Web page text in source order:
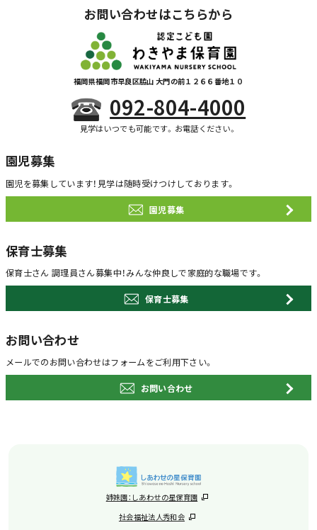
お問い合わせはこちらから
福岡県福岡市早良区脇山 大門の前１２６６番地１０
092-804-4000
見学はいつでも可能です。お電話ください。
園児募集
園児を募集しています！ 見学は随時受けつけしております。
園児募集
保育士募集
保育士さん 調理員さん募集中！みんな仲良しで家庭的な職場です。
保育士募集
お問い合わせ
メールでのお問い合わせはフォームをご利用下さい。
お問い合わせ
姉妹園：しあわせの星保育園
社会福祉法人秀和会